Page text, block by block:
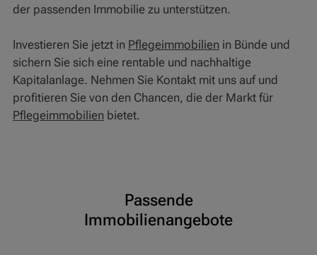
der passenden Immobilie zu unterstützen.
Investieren Sie jetzt in Pflegeimmobilien in Bünde und
sichern Sie sich eine rentable und nachhaltige
Kapitalanlage. Nehmen Sie Kontakt mit uns auf und
profitieren Sie von den Chancen, die der Markt für
Pflegeimmobilien bietet.
Passende
Immobilienangebote